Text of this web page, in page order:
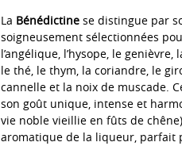
La Bénédictine se distingue par
soigneusement sélectionnées
l’angélique, l’hysope, le
le thé, le thym, la coriandre, le
cannelle et la noix de muscade.
son goût unique, intense et
vie noble vieillie en fûts de
aromatique de la liqueur, parfait